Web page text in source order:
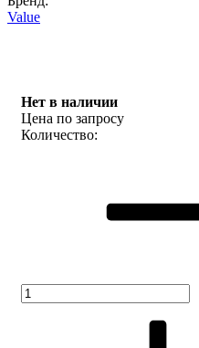
Value
Нет в наличии
Цена по запросу
Количество: